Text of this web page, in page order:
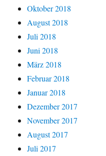
Oktober 2018
August 2018
Juli 2018
Juni 2018
März 2018
Februar 2018
Januar 2018
Dezember 2017
November 2017
August 2017
Juli 2017